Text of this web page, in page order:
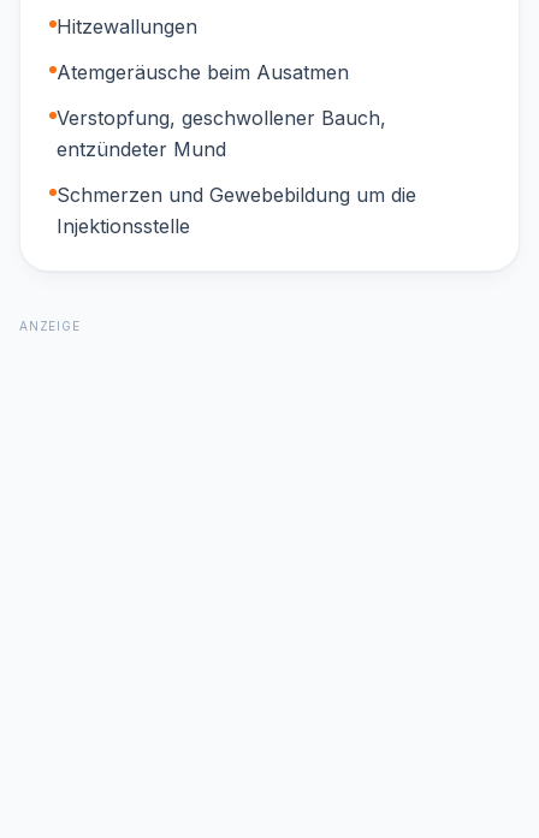
Hitzewallungen
Atemgeräusche beim Ausatmen
Verstopfung, geschwollener Bauch,
entzündeter Mund
Schmerzen und Gewebebildung um die
Injektionsstelle
ANZEIGE